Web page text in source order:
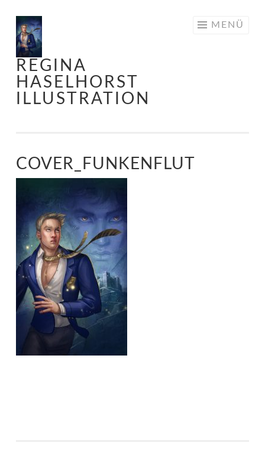
Springe
zum
Inhalt
REGINA
HASELHORST
ILLUSTRATION
MENÜ
COVER_FUNKENFLUT